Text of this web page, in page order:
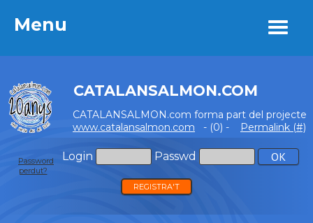
Menu
CATALANSALMON.COM
CATALANSALMON.com forma part del projecte
www.catalansalmon.com - (0) - Permalink (#)
Login Passwd
Password
perdut?
REGISTRA'T
Menu